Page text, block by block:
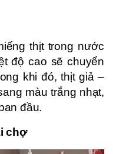
thịt trong nước
độ cao sẽ chuyển
khi đó, thịt giả –
màu trắng nhạt,
đầu.
chợ